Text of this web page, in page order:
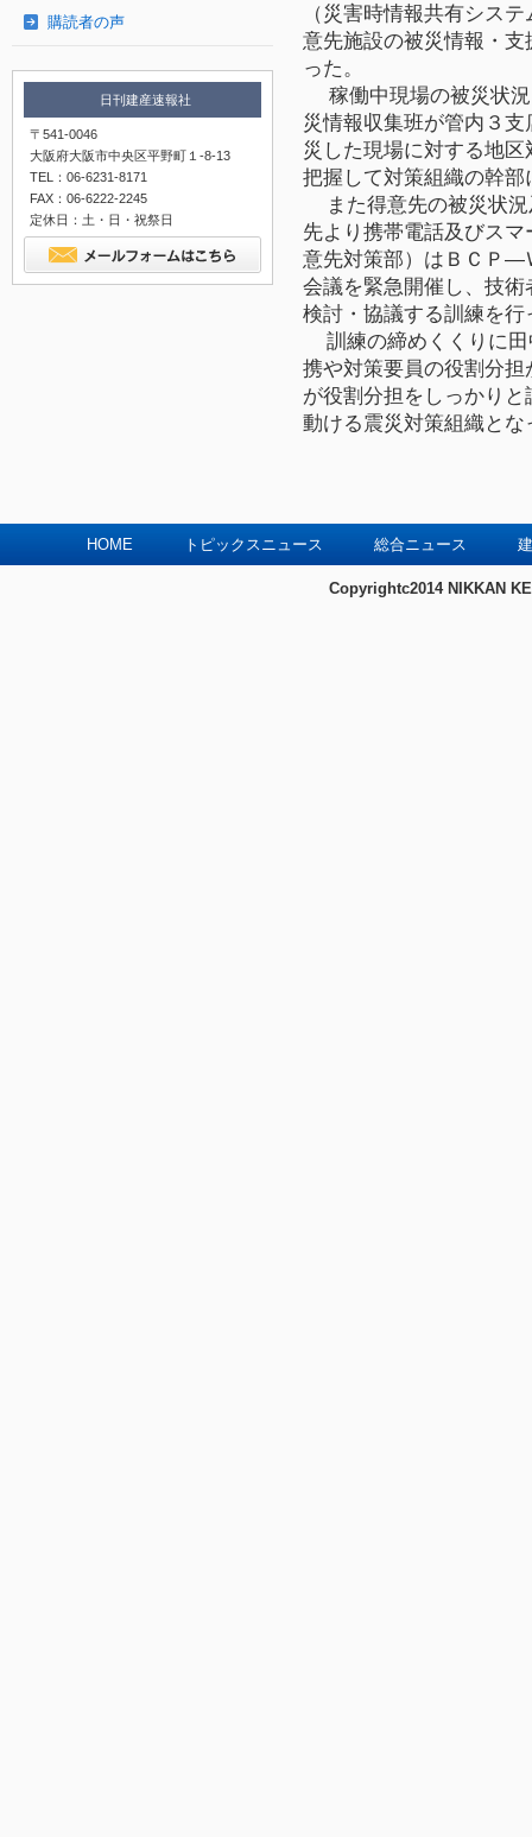
購読者の声
日刊建産速報社
〒541-0046
大阪府大阪市中央区平野町１-8-13
TEL：06-6231-8171
FAX：06-6222-2245
定休日：土・日・祝祭日
（災害時情報共有シス
意先施設の被災情報・
った。
稼働中現場の被災状況
災情報収集班が管内３
災した現場に対する地
把握して対策組織の幹部
また得意先の被災状況
先より携帯電話及びス
意先対策部）はＢＣＰ―
会議を緊急開催し、技
検討・協議する訓練を行
訓練の締めくくりに田
携や対策要員の役割分
が役割分担をしっかり
動ける震災対策組織と
HOME トピックスニュース 総合ニュース
Copyrightc2014 NIKKAN